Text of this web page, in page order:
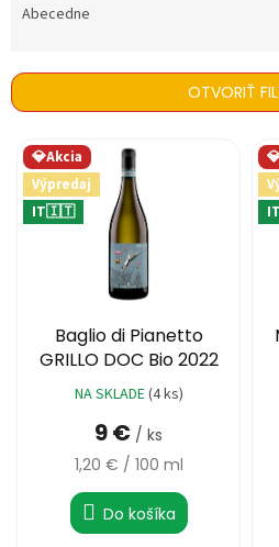
e
e
p
o
Abecedne
OTVORIŤ
V
p
💎Akcia
Výpredaj
IT🇮🇹
Baglio di Pianetto
GRILLO DOC Bio 2022
NA SKLADE(4 ks)
9 € / ks
Jednotková
1,20 € / 100 ml
Do košíka